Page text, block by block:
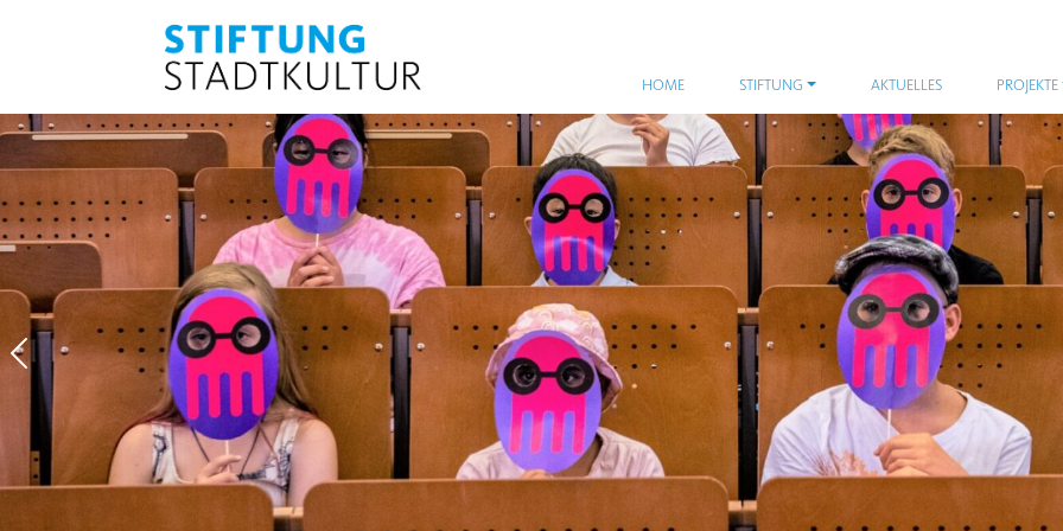
HOME STIFTUNG AKTUELLES PROJEKTE
Previous